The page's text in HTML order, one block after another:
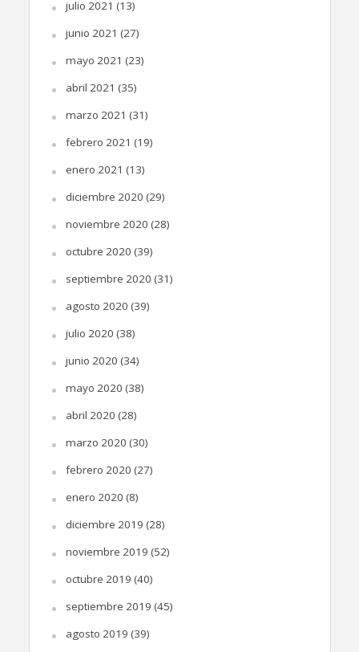
julio 2021 (13)
junio 2021 (27)
mayo 2021 (23)
abril 2021 (35)
marzo 2021 (31)
febrero 2021 (19)
enero 2021 (13)
diciembre 2020 (29)
noviembre 2020 (28)
octubre 2020 (39)
septiembre 2020 (31)
agosto 2020 (39)
julio 2020 (38)
junio 2020 (34)
mayo 2020 (38)
abril 2020 (28)
marzo 2020 (30)
febrero 2020 (27)
enero 2020 (8)
diciembre 2019 (28)
noviembre 2019 (52)
octubre 2019 (40)
septiembre 2019 (45)
agosto 2019 (39)